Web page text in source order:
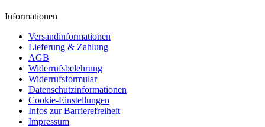
Informationen
Versandinformationen
Lieferung & Zahlung
AGB
Widerrufsbelehrung
Widerrufsformular
Datenschutzinformationen
Cookie-Einstellungen
Infos zur Barrierefreiheit
Impressum